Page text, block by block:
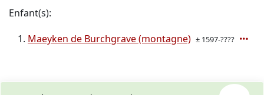
Enfant(s):
Maeyken de Burchgrave (montagne) ± 1597-????